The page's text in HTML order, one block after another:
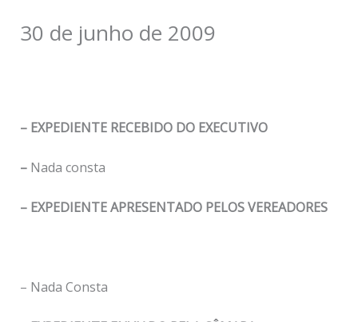
30 de junho de 2009
– EXPEDIENTE RECEBIDO DO EXECUTIVO
– Nada consta
– EXPEDIENTE APRESENTADO PELOS VEREADORES
– Nada Consta